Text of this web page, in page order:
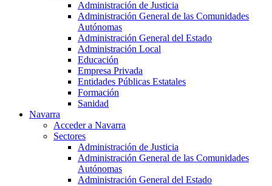
Administración de Justicia
Administración General de las Comunidades
Autónomas
Administración General del Estado
Administración Local
Educación
Empresa Privada
Entidades Públicas Estatales
Formación
Sanidad
Navarra
Acceder a Navarra
Sectores
Administración de Justicia
Administración General de las Comunidades
Autónomas
Administración General del Estado